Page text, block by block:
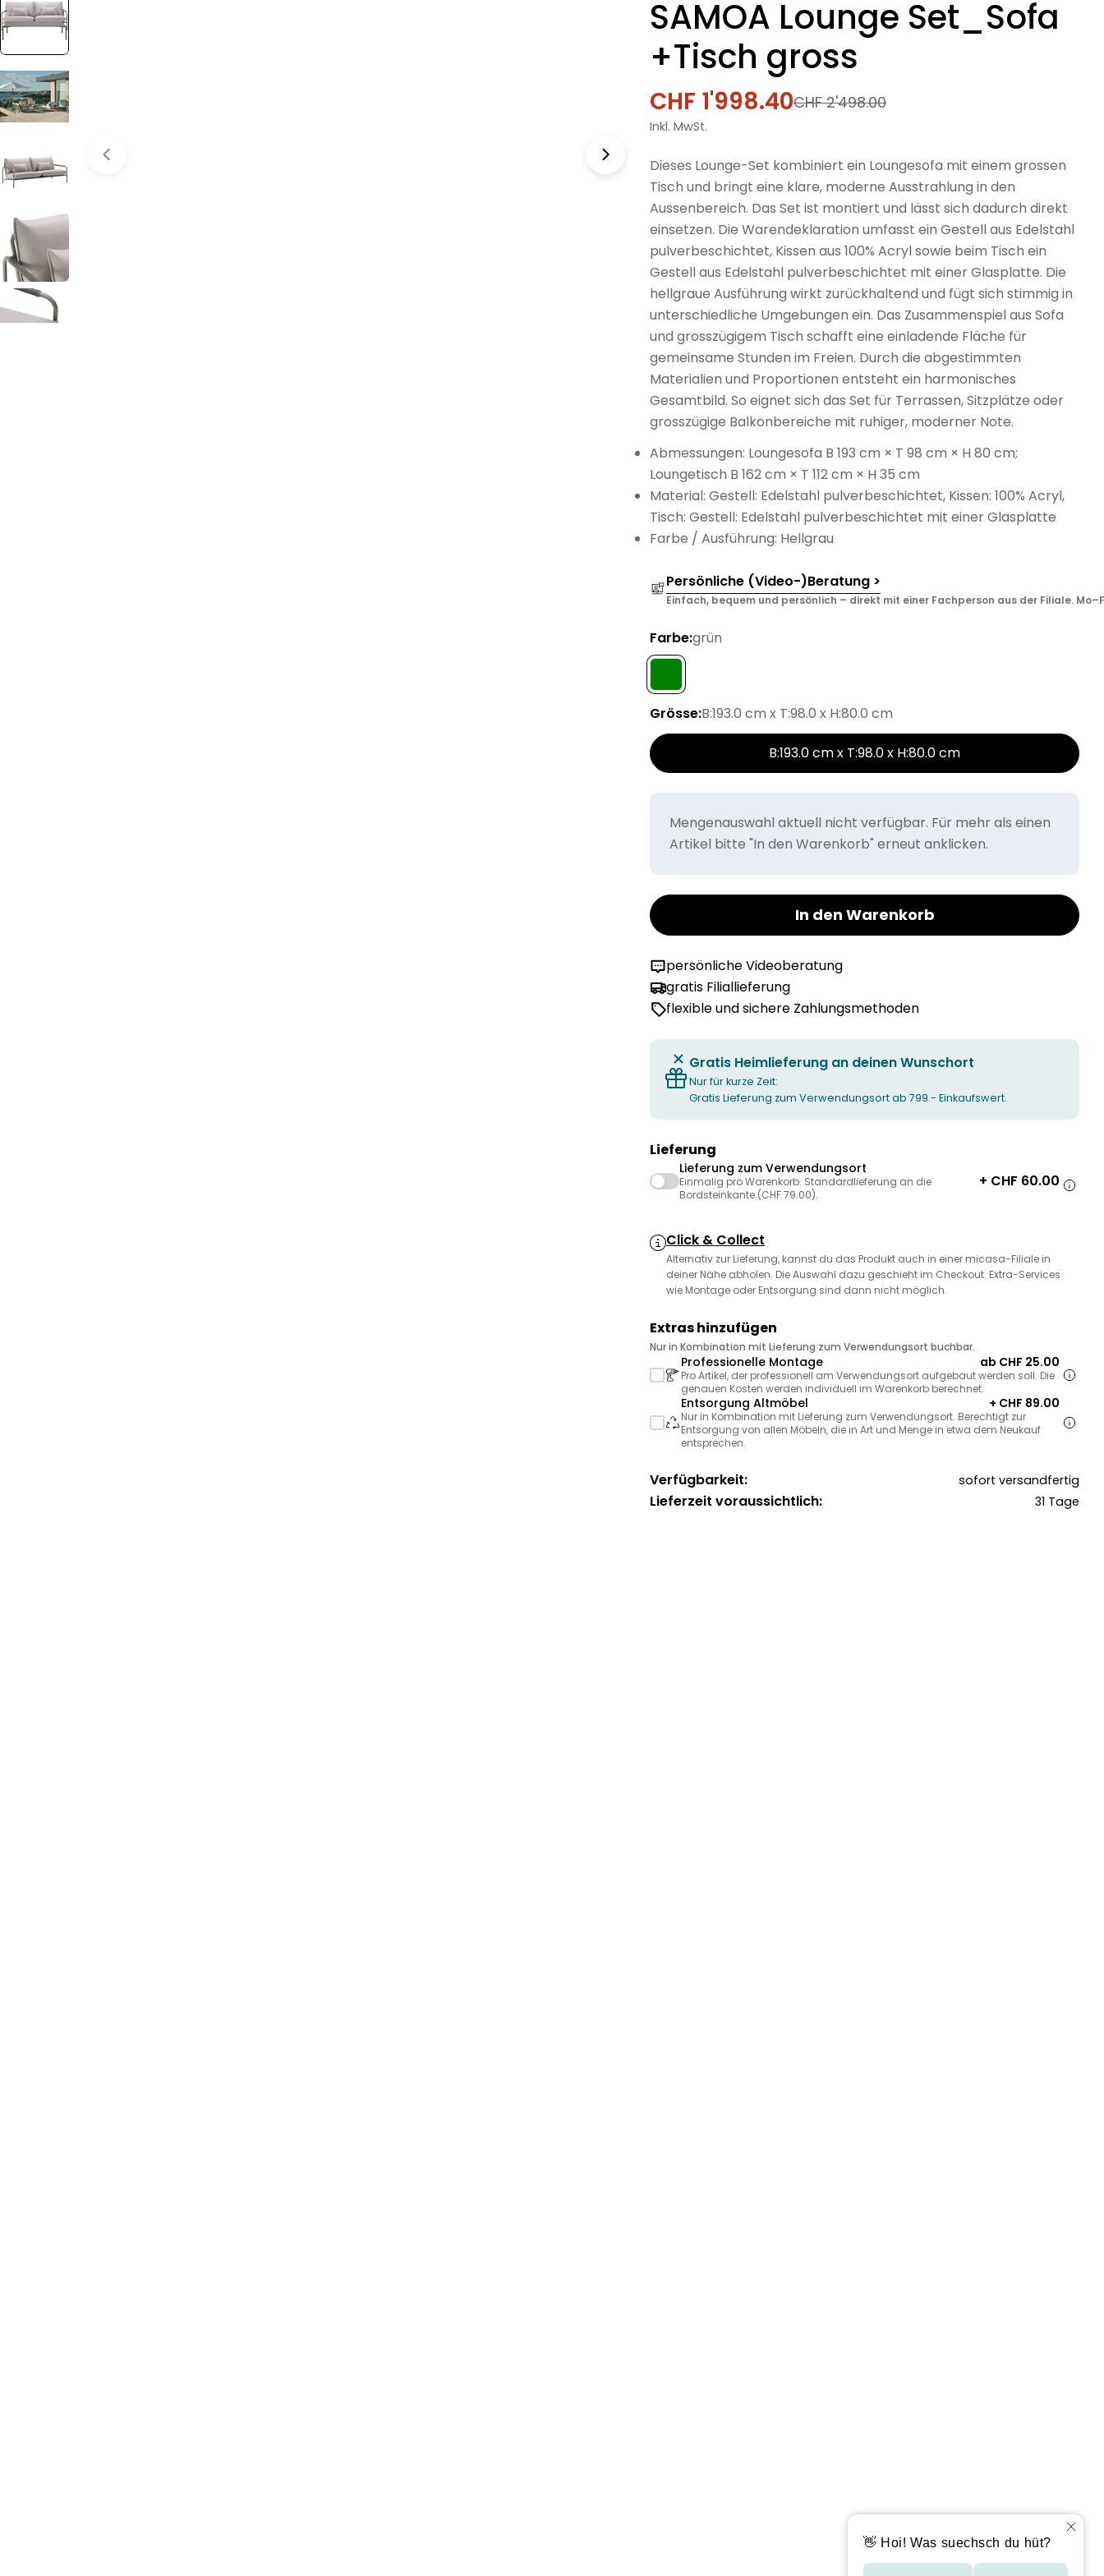
SAMOA Lounge Set_Sofa
+Tisch gross
Verkaufspreis
CHF 1'998.40
Regulärer
Preis
CHF 2'498.00
Inkl. MwSt.
Dieses Lounge-Set kombiniert ein Loungesofa mit einem grossen
Tisch und bringt eine klare, moderne Ausstrahlung in den
Aussenbereich. Das Set ist montiert und lässt sich dadurch direkt
einsetzen. Die Warendeklaration umfasst ein Gestell aus Edelstahl
pulverbeschichtet, Kissen aus 100% Acryl sowie beim Tisch ein
Gestell aus Edelstahl pulverbeschichtet mit einer Glasplatte. Die
hellgraue Ausführung wirkt zurückhaltend und fügt sich stimmig in
unterschiedliche Umgebungen ein. Das Zusammenspiel aus Sofa
und grosszügigem Tisch schafft eine einladende Fläche für
gemeinsame Stunden im Freien. Durch die abgestimmten
Materialien und Proportionen entsteht ein harmonisches
Gesamtbild. So eignet sich das Set für Terrassen, Sitzplätze oder
grosszügige Balkonbereiche mit ruhiger, moderner Note.
Abmessungen: Loungesofa B 193 cm × T 98 cm × H 80 cm;
Loungetisch B 162 cm × T 112 cm × H 35 cm
Material: Gestell: Edelstahl pulverbeschichtet, Kissen: 100% Acryl,
Tisch: Gestell: Edelstahl pulverbeschichtet mit einer Glasplatte
Farbe / Ausführung: Hellgrau
Persönliche (Video-)Beratung >
Einfach, bequem und persönlich – direkt mit einer Fachperson aus der Filiale. Mo–Fr
Farbe:grün
Grösse:B:193.0 cm x T:98.0 x H:80.0 cm
B:193.0 cm x T:98.0 x H:80.0 cm
Mengenauswahl aktuell nicht verfügbar. Für mehr als einen
Artikel bitte "In den Warenkorb" erneut anklicken.
In den Warenkorb
persönliche Videoberatung
gratis Filiallieferung
flexible und sichere Zahlungsmethoden
Gratis Heimlieferung an deinen Wunschort
Nur für kurze Zeit:
Gratis Lieferung zum Verwendungsort ab 799.- Einkaufswert.
Lieferung
Lieferung zum Verwendungsort
Einmalig pro Warenkorb. Standardlieferung an die
Bordsteinkante (CHF 79.00).
+ CHF 60.00
Click & Collect
Alternativ zur Lieferung, kannst du das Produkt auch in einer micasa-Filiale in
deiner Nähe abholen. Die Auswahl dazu geschieht im Checkout. Extra-Services
wie Montage oder Entsorgung sind dann nicht möglich.
Extras hinzufügen
Nur in Kombination mit Lieferung zum Verwendungsort buchbar.
Professionelle Montage ab CHF 25.00
Pro Artikel, der professionell am Verwendungsort aufgebaut werden soll. Die
genauen Kosten werden individuell im Warenkorb berechnet.
Entsorgung Altmöbel + CHF 89.00
Nur in Kombination mit Lieferung zum Verwendungsort. Berechtigt zur
Entsorgung von allen Möbeln, die in Art und Menge in etwa dem Neukauf
entsprechen.
Verfügbarkeit: sofort versandfertig
Lieferzeit voraussichtlich: 31 Tage